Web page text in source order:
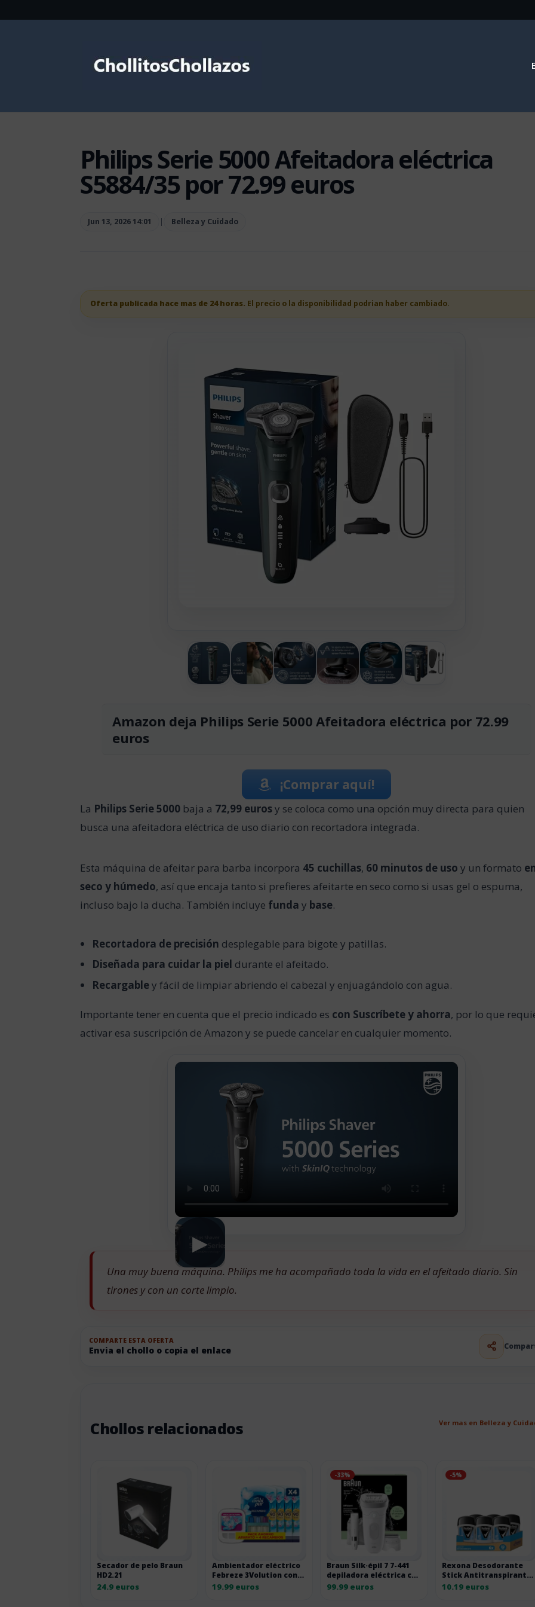
Philips Serie 5000 Afeitadora eléctrica
S5884/35 por 72.99 euros
Jun 13, 2026 14:01 | Belleza y Cuidado
Oferta publicada hace mas de 24 horas. El precio o la disponibilidad podrian haber cambiado.
Amazon deja Philips Serie 5000 Afeitadora eléctrica por 72.99
euros
¡Comprar aquí!
La Philips Serie 5000 baja a 72,99 eurosy se coloca como una opción muy directa para quien
busca una afeitadora eléctrica de uso diario con recortadora integrada.
Esta máquina de afeitar para barba incorpora 45 cuchillas, 60 minutos de uso y un formato
seco y húmedo, así que encaja tanto si prefieres afeitarte en seco como si usas gel o espuma,
incluso bajo la ducha. También incluye funda y base.
Recortadora de precisión desplegable para bigote y patillas.
Diseñada para cuidar la piel durante el afeitado.
Recargabley fácil de limpiar abriendo el cabezal y enjuagándolo con agua.
Importante tener en cuenta que el precio indicado es con Suscríbete y ahorra, por lo que
activar esa suscripción de Amazon y se puede cancelar en cualquier momento.
▶
Una muy buena máquina. Philips me ha acompañado toda la vida en el afeitado diario. Sin
tirones y con un corte limpio.
COMPARTE ESTA OFERTA
Envia el chollo o copia el enlace
Chollos relacionados Ver mas en Belleza y
Secador de pelo Braun
HD2.21
24.9 euros
Ambientador eléctrico
Febreze 3Volution con
recambios
19.99 euros
-33%
Braun Silk·épil 7 7-441
depiladora eléctrica con
cabezal de masaje
99.99 euros
-5%
Rexona Desodorante
Stick Antitranspirante
para hombre Cobalt Dry
10.19 euros